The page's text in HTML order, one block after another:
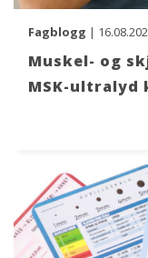
Fagblogg |
Muskel- og
MSK-ultralyd